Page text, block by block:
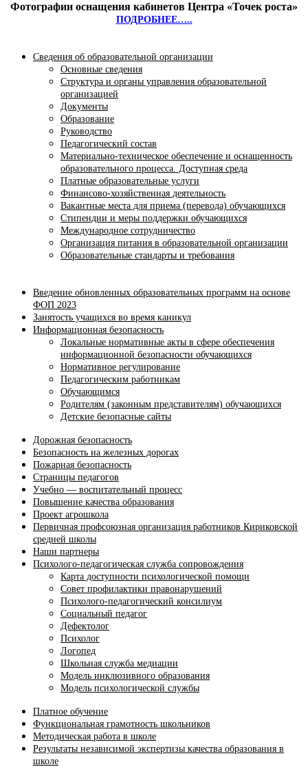
Фотографии оснащения кабинетов Центра «Точек роста»
ПОДРОБНЕЕ…..
Сведения об образовательной организации
Основные сведения
Структура и органы управления образовательной
организацией
Документы
Образование
Руководство
Педагогический состав
Материально-техническое обеспечение и оснащенность
образовательного процесса. Доступная среда
Платные образовательные услуги
Финансово-хозяйственная деятельность
Вакантные места для приема (перевода) обучающихся
Стипендии и меры поддержки обучающихся
Международное сотрудничество
Организация питания в образовательной организации
Образовательные стандарты и требования
Введение обновленных образовательных программ на основе
ФОП 2023
Занятость учащихся во время каникул
Информационная безопасность
Локальные нормативные акты в сфере обеспечения
информационной безопасности обучающихся
Нормативное регулирование
Педагогическим работникам
Обучающимся
Родителям (законным представителям) обучающихся
Детские безопасные сайты
Дорожная безопасность
Безопасность на железных дорогах
Пожарная безопасность
Страницы педагогов
Учебно — воспитательный процесс
Повышение качества образования
Проект агрошкола
Первичная профсоюзная организация работников Кириковской
средней школы
Наши партнеры
Психолого-педагогическая служба сопровождения
Карта доступности психологической помощи
Совет профилактики правонарушений
Психолого-педагогический консилиум
Социальный педагог
Дефектолог
Психолог
Логопед
Школьная служба медиации
Модель инклюзивного образования
Модель психологической службы
Платное обучение
Функциональная грамотность школьников
Методическая работа в школе
Результаты независимой экспертизы качества образования в
школе